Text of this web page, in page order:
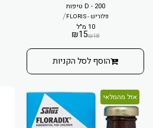
D - 200 טיפות
פלוריש - FLORIS /
10 מ"ל
₪18
₪15
הוסף לסל הקניות
אזל מהמלאי